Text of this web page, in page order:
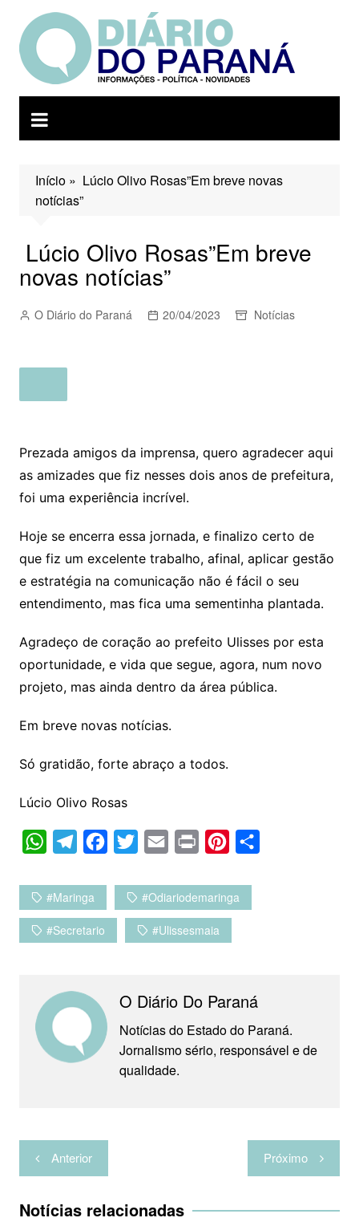
para
conteúdo
Início» Lúcio Olivo Rosas”Em breve novas
notícias”
Lúcio Olivo Rosas”Em breve
novas notícias”
O Diário do Paraná 20/04/2023 Notícias
Prezada amigos da imprensa, quero agradecer aqui
as amizades que fiz nesses dois anos de prefeitura,
foi uma experiência incrível.
Hoje se encerra essa jornada, e finalizo certo de
que fiz um excelente trabalho, afinal, aplicar gestão
e estratégia na comunicação não é fácil o seu
entendimento, mas fica uma sementinha plantada.
Agradeço de coração ao prefeito Ulisses por esta
oportunidade, e vida que segue, agora, num novo
projeto, mas ainda dentro da área pública.
Em breve novas notícias.
Só gratidão, forte abraço a todos.
Lúcio Olivo Rosas
W
a
t
s
l
e
g
m
e
i
t
t
a
i
l
i
n
t
n
t
s
t
l
h
#maringa #odiariodemaringa
#secretario #ulissesmaia
O Diário Do Paraná
Notícias do Estado do Paraná.
Jornalismo sério, responsável e de
qualidade.
Navegação
de
Post
Anterior Próximo
Notícias relacionadas